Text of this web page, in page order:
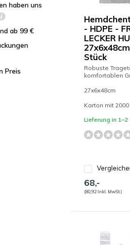
- HDPE -
LECKER
Stück
Robuste
komfortablen
27x6x48cm
Karton mit 2000
Lieferung in 1–2
68,-
(80,92 Inkl. MwSt.)
haben uns
ab 99 €
Preis